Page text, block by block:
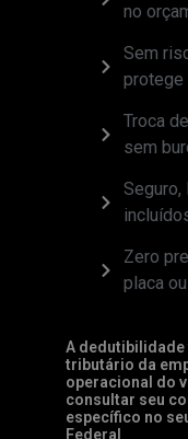
no
Sem
protege
Troca
sem
Seguro,
Zero
placa
A
tributário da
operacional do
consultar seu
específico no
Federal